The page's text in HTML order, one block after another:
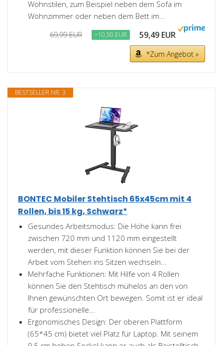
Wohnstilen, zum Beispiel neben dem Sofa im
Wohnzimmer oder neben dem Bett im...
69,99 EUR −10,50 EUR 59,49 EUR
*Zum Angebot »
BESTSELLER NR. 3
BONTEC Mobiler Stehtisch 65x45cm mit 4
Rollen, bis 15 kg, Schwarz*
Gesundes Arbeitsmodus: Die Höhe kann frei
zwischen 720 mm und 1120 mm eingestellt
werden, mit dieser Funktion können Sie bei der
Arbeit vom Stehen ins Sitzen wechseln...
Mehrfache Funktionen: Mit Hilfe von 4 Rollen
können Sie den Stehtisch mühelos an den von
Ihnen gewünschten Ort bewegen. Somit ist er ideal
für professionelle...
Ergonomisches Design: Der oberen Plattform
(65*45 cm) bietet viel Platz für Laptop. Mit seinem